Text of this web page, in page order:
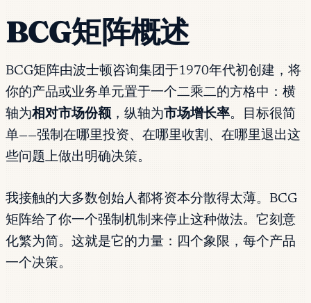
BCG矩阵概述
BCG矩阵由波士顿咨询集团于1970年代初创建，将
你的产品或业务单元置于一个二乘二的方格中：横
轴为相对市场份额 ，纵轴为市场增长率。目标很简
单——强制在哪里投资、在哪里收割、在哪里退出这
些问题上做出明确决策。
我接触的大多数创始人都将资本分散得太薄。BCG
矩阵给了你一个强制机制来停止这种做法。它刻意
化繁为简。这就是它的力量：四个象限，每个产品
一个决策。